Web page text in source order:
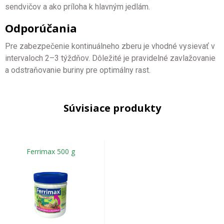
sendvičov a ako príloha k hlavným jedlám.
Odporúčania
Pre zabezpečenie kontinuálneho zberu je vhodné vysievať v
intervaloch 2–3 týždňov. Dôležité je pravidelné zavlažovanie
a odstraňovanie buriny pre optimálny rast.
Súvisiace produkty
Ferrimax 500 g